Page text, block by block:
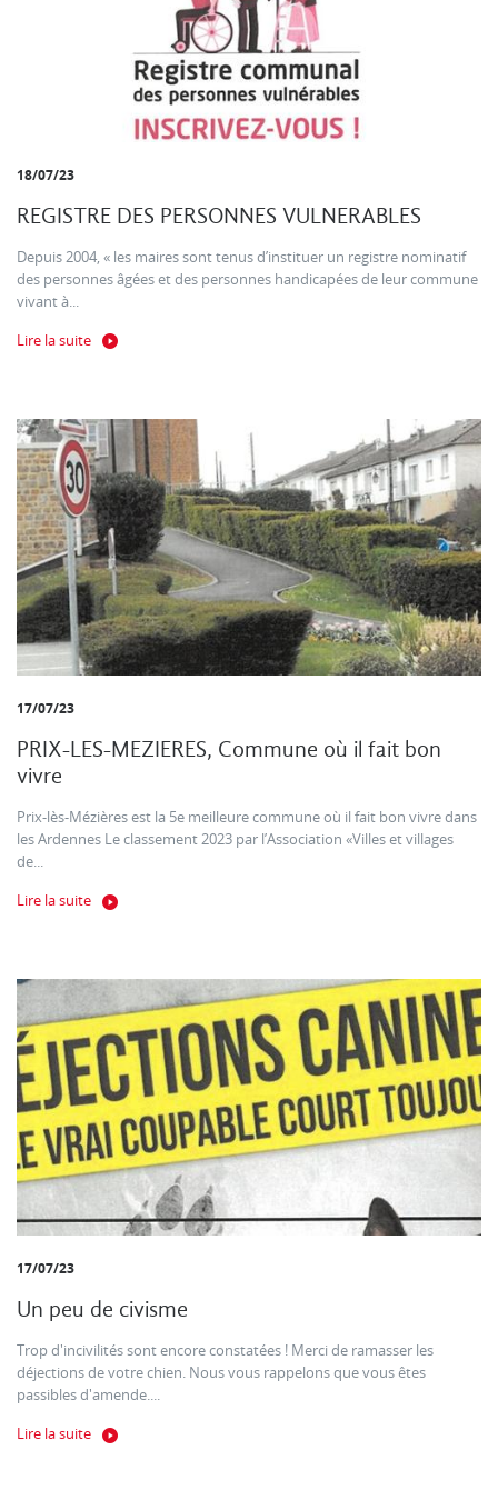
18/07/23
REGISTRE DES PERSONNES VULNERABLES
Depuis 2004, « les maires sont tenus d’instituer un registre nominatif
des personnes âgées et des personnes handicapées de leur commune
vivant à...
Lire la suite
17/07/23
PRIX-LES-MEZIERES, Commune où il fait bon
vivre
Prix-lès-Mézières est la 5e meilleure commune où il fait bon vivre dans
les Ardennes Le classement 2023 par l’Association «Villes et villages
de...
Lire la suite
17/07/23
Un peu de civisme
Trop d'incivilités sont encore constatées ! Merci de ramasser les
déjections de votre chien. Nous vous rappelons que vous êtes
passibles d'amende....
Lire la suite